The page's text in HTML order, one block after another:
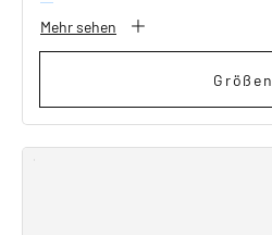
Mehr sehen
Größen